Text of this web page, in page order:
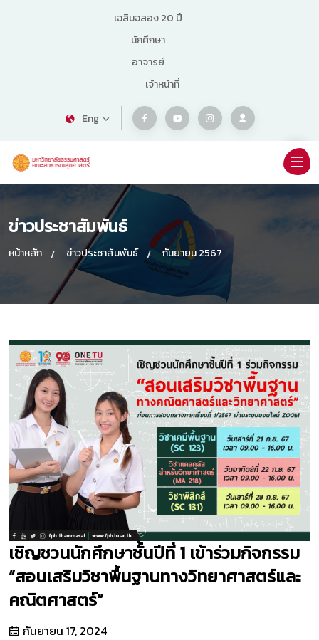
เฉลิมฉลอง 20 ปี
นักศึกษา
อาจารย์
เจ้าหน้าที่
Eng
ข่าวประชาสัมพันธ์
หน้าหลัก ข่าวประชาสัมพันธ์ กันยายน 2567
เชิญชวนนักศึกษาชั้นปีที่ 1 เข้าร่วมกิจกรรม
“สอนเสริมวิชาพื้นฐานทางวิทยาศาสตร์และ
คณิตศาสตร์”
กันยายน 17, 2024